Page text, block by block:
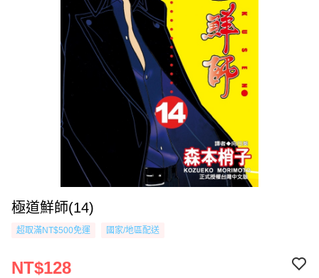
極道鮮師(14)
超取滿NT$500免運 國家/地區配送
NT$128